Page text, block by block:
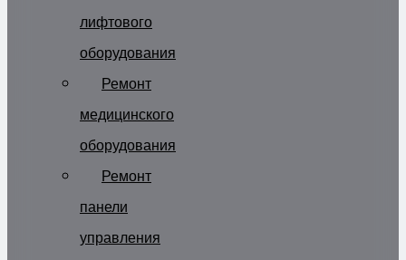
лифтового
оборудования
Ремонт
медицинского
оборудования
Ремонт
панели
управления